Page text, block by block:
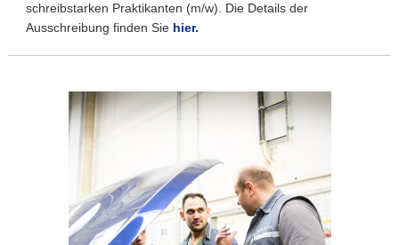
schreibstarken Praktikanten (m/w). Die Details der
Ausschreibung finden Sie hier.